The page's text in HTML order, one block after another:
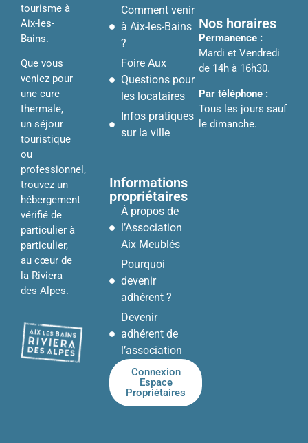
tourisme à
Aix-les-
Bains.
Que vous
veniez pour
une cure
thermale,
un séjour
touristique
ou
professionnel,
trouvez un
hébergement
vérifié de
particulier à
particulier,
au cœur de
la Riviera
des Alpes.
Comment venir
à Aix-les-Bains
?
Foire Aux
Questions pour
les locataires
Infos pratiques
sur la ville
Informations
propriétaires
À propos de
l’Association
Aix Meublés
Pourquoi
devenir
adhérent ?
Devenir
adhérent de
l’association
Connexion
Espace
Propriétaires
Nos horaires
Permanence :
Mardi et Vendredi
de 14h à 16h30.
Par téléphone :
Tous les jours sauf
le dimanche.